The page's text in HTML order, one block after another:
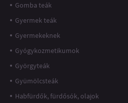
Gomba teák
Gyermek teák
Gyermekeknek
Gyógykozmetikumok
Györgyteák
Gyümölcsteák
Habfürdők, fürdősók, olajok